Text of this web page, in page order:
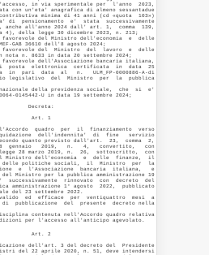
Art. 2
dell'art. 3 del decreto del  Presidente
del 22 aprile 2020, n. 51, deve intendersi